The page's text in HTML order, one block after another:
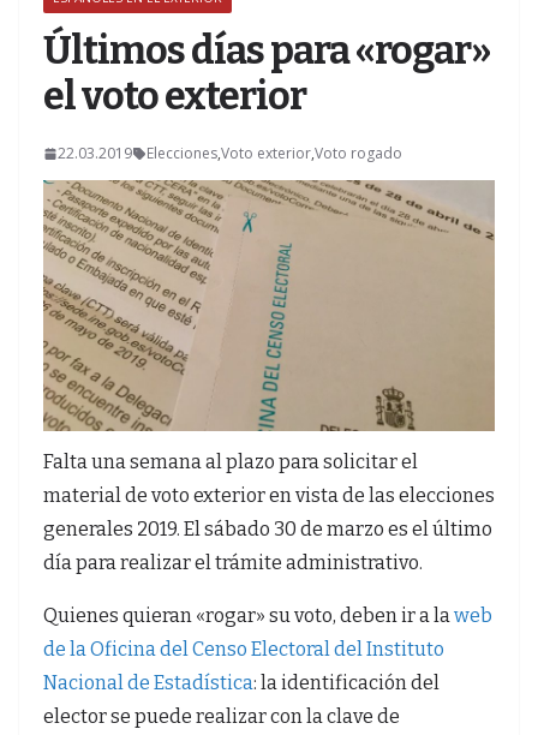
Últimos días para «rogar»
el voto exterior
22.03.2019 Elecciones,Voto exterior,Voto rogado
Falta una semana al plazo para solicitar el
material de voto exterior en vista de las elecciones
generales 2019. El sábado 30 de marzo es el último
día para realizar el trámite administrativo.
Quienes quieran «rogar» su voto, deben ir a laweb
de la Oficina del Censo Electoral del Instituto
Nacional de Estadística: la identificación del
elector se puede realizar con la clave de